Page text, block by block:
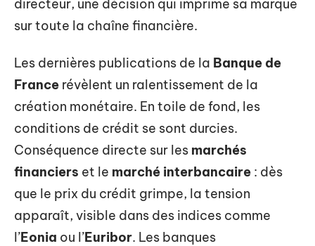
directeur, une décision qui imprime sa marque
sur toute la chaîne financière.
Les dernières publications de la Banque de
France révèlent un ralentissement de la
création monétaire. En toile de fond, les
conditions de crédit se sont durcies.
Conséquence directe sur les marchés
financiers et le marché interbancaire : dès
que le prix du crédit grimpe, la tension
apparaît, visible dans des indices comme
l’Eonia ou l’Euribor. Les banques